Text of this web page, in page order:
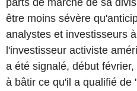
être moins sévère
analystes et investisseurs
l'investisseur activiste
a été signalé, début
à bâtir ce qu'il a qualifié de